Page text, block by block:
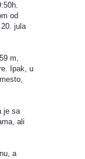
od
jula
m,
Ipak, u
je sa
ali
a